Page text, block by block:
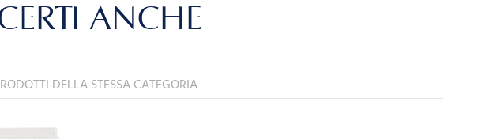
ANCHE
DELLA STESSA CATEGORIA